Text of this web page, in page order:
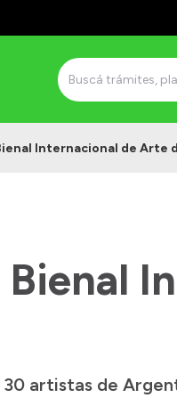
Internacional de Arte
Bienal
artistas de